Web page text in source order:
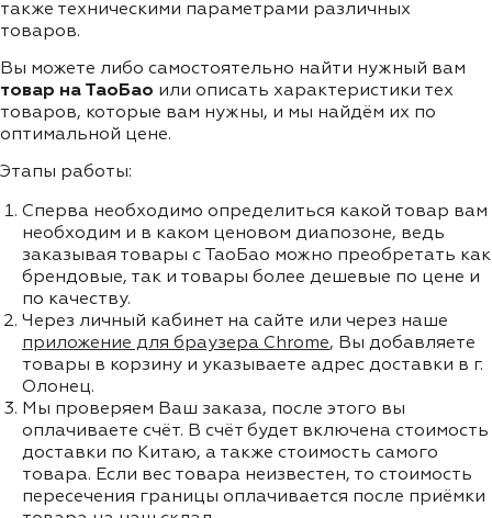
также техническими параметрами различных
товаров.
Вы можете либо самостоятельно найти нужный вам
товар на ТаоБао или описать характеристики тех
товаров, которые вам нужны, и мы найдём их по
оптимальной цене.
Этапы работы:
Сперва необходимо определиться какой товар вам
необходим и в каком ценовом диапозоне, ведь
заказывая товары с ТаоБао можно преобретать как
брендовые, так и товары более дешевые по цене и
по качеству.
Через личный кабинет на сайте или через наше
приложение для браузера Chrome, Вы добавляете
товары в корзину и указываете адрес доставки в г.
Олонец.
Мы проверяем Ваш заказа, после этого вы
оплачиваете счёт. В счёт будет включена стоимость
доставки по Китаю, а также стоимость самого
товара. Если вес товара неизвестен, то стоимость
пересечения границы оплачивается после приёмки